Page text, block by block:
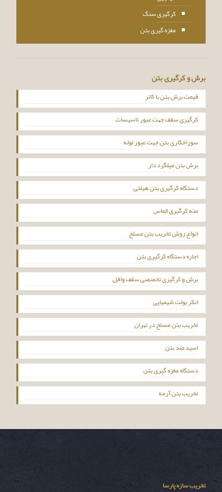
کرگیری سنگ
مغزه گیری بتن
برش و کرگیری بتن
قیمت برش بتن با کاتر
کرگیری سقف جهت عبور تاسیسات
سوراخکاری بتن جهت عبور لوله
برش بتن میلگرد دار
دستگاه کرگیری بتن هیلتی
مته کرگیری الماس
انواع روش تخریب بتن مسلح
اجاره دستگاه کرگیری بتن
برش و کرگیری تخصصی سقف وافل
انکر بولت شیمیایی
تخریب بتن مسلح در تهران
اسید ضد بتن
دستگاه مغزه گیری بتن
تخریب بتن آرمه
تخریب سازه پارسا